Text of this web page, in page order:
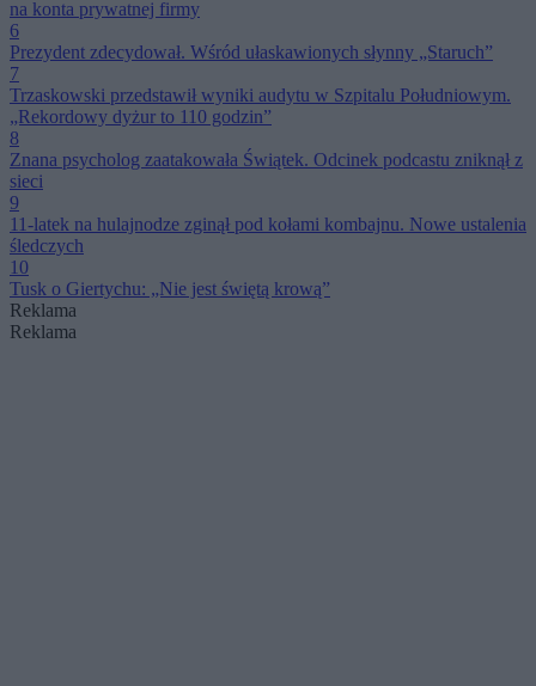
na konta prywatnej firmy
6
Prezydent zdecydował. Wśród ułaskawionych słynny „Staruch”
7
Trzaskowski przedstawił wyniki audytu w Szpitalu Południowym.
„Rekordowy dyżur to 110 godzin”
8
Znana psycholog zaatakowała Świątek. Odcinek podcastu zniknął z
sieci
9
11-latek na hulajnodze zginął pod kołami kombajnu. Nowe ustalenia
śledczych
10
Tusk o Giertychu: „Nie jest świętą krową”
Reklama
Reklama